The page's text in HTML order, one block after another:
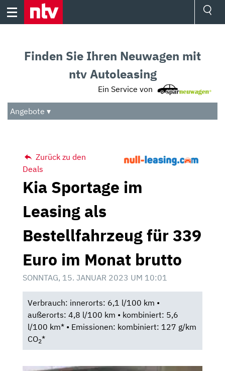
Skip
Audio
Das Beste
Finden Sie Ihren Neuwagen mit
ntv Autoleasing
Ein Service von
Angebote ▾
Zurück zu den
Deals
Kia Sportage im
Leasing als
Bestellfahrzeug für 339
Euro im Monat brutto
SONNTAG, 15. JANUAR 2023 UM 10:01
Verbrauch: innerorts: 6,1 l/100 km •
außerorts: 4,8 l/100 km • kombiniert: 5,6
l/100 km* • Emissionen: kombiniert: 127 g/km
CO2*